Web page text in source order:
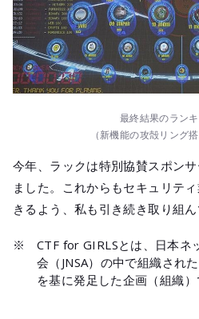
最終結果のラン
（新機能の攻殻リング
今年、ラックは特別協賛スポン
ました。これからもセキュリテ
きるよう、私も引き続き取り組ん
※
CTF for GIRLSとは、日本ネ
会（JNSA）の中で組織され
を基に発足した企画（組織）